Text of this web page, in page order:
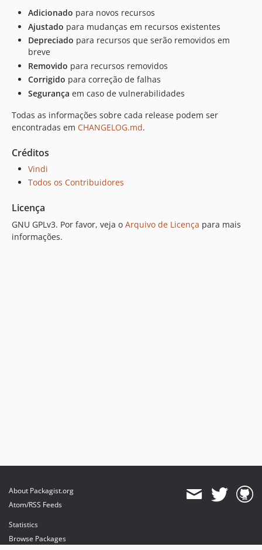
Adicionado para novos recursos
Ajustado para mudanças em recursos existentes
Depreciado para recursos que serão removidos em
breve
Removido para recursos removidos
Corrigido para correção de falhas
Segurança em caso de vulnerabilidades
Todas as informações sobre cada release podem ser
encontradas em CHANGELOG.md.
Créditos
Vindi
Todos os Contribuidores
Licença
GNU GPLv3. Por favor, veja o Arquivo de Licença para mais
informações.
About Packagist.org
Atom/RSS Feeds
Statistics
Browse Packages